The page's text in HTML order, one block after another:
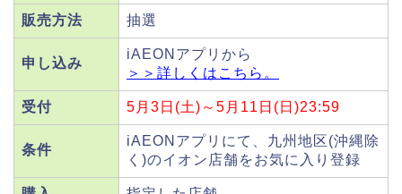
販売方法 抽選
申し込み
iAEONアプリから
＞＞詳しくはこちら。
受付 5月3日(土)～5月11日(日)23:59
条件
iAEONアプリにて、九州地区(沖縄除
く)のイオン店舗をお気に入り登録